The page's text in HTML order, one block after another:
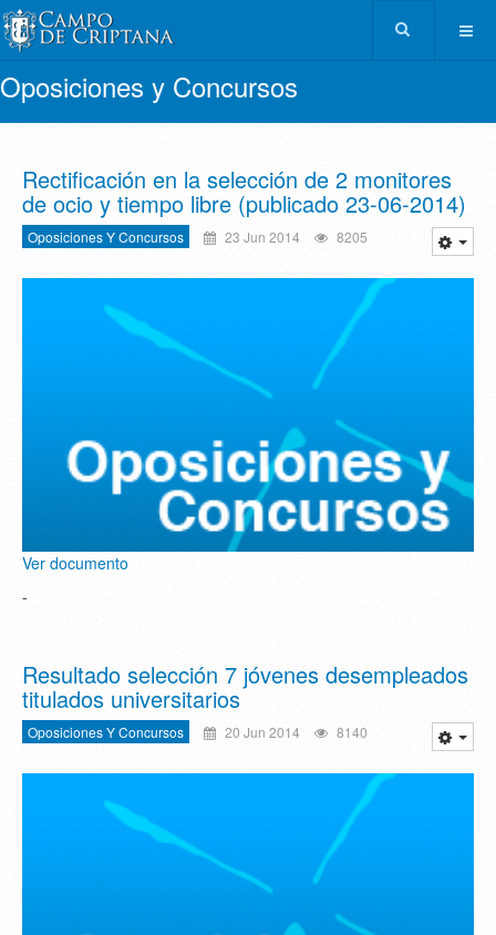
Oposiciones y Concursos
Rectificación en la selección de 2 monitores
de ocio y tiempo libre (publicado 23-06-2014)
Oposiciones Y Concursos 23 Jun 2014 8205
Ver documento
-
Resultado selección 7 jóvenes desempleados
titulados universitarios
Oposiciones Y Concursos 20 Jun 2014 8140